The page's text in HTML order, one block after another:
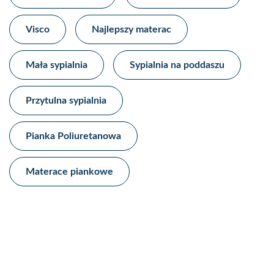
Visco Najlepszy materac
Mała sypialnia Sypialnia na poddaszu
Przytulna sypialnia
Pianka Poliuretanowa
Materace piankowe